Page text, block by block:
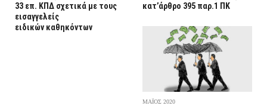
33 επ. ΚΠΔ σχετικά με τους
εισαγγελείς
ειδικών καθηκόντων
κατ’άρθρο 395 παρ.1 ΠΚ
ΜΑΪΟΣ 2020